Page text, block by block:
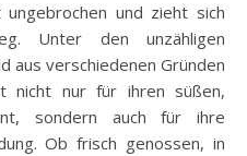
Unter den unzähligen
aus verschiedenen Gründen
nicht nur für ihren süßen,
sondern auch für ihre
Ob frisch genossen, in